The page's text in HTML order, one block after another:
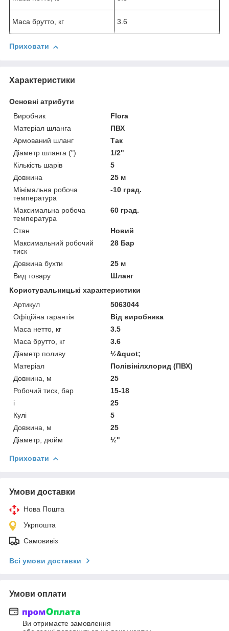
Маса брутто, кг 3.6
Приховати
Характеристики
Основні атрибути
Виробник
Flora
Матеріал шланга
ПВХ
Армований шланг
Так
Діаметр шланга (")
1/2"
Кількість шарів
5
Довжина
25 м
Мінімальна робоча
температура
-10 град.
Максимальна робоча
температура
60 град.
Стан
Новий
Максимальний робочий
тиск
28 Бар
Довжина бухти
25 м
Вид товару
Шланг
Користувальницькі характеристики
Артикул
5063044
Офіційна гарантія
Від виробника
Маса нетто, кг
3.5
Маса брутто, кг
3.6
Діаметр поливу
½&quot;
Матеріал
Полівінілхлорид (ПВХ)
Довжина, м
25
Робочий тиск, бар
15-18
і
25
Кулі
5
Довжина, м
25
Діаметр, дюйм
½"
Приховати
Умови доставки
Нова Пошта
Укрпошта
Самовивіз
Всі умови доставки
Умови оплати
Ви отримаєте замовлення